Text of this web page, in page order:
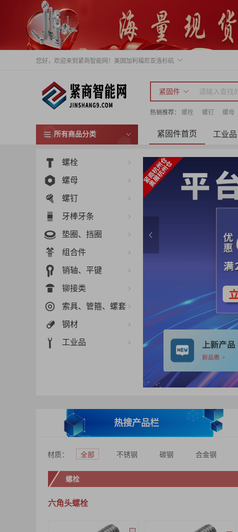
您好，欢迎来到紧商智能网！ 美国加利福尼亚洛杉矶
紧固件
热销推荐： 螺栓 螺钉 螺母
所有商品分类
螺栓
螺母
螺钉
牙棒牙条
垫圈、挡圈
组合件
销轴、平键
铆接类
索具、管箍、螺套
钢材
工业品
紧固件首页 工业品
热搜产品栏
材质： 全部 不锈钢 碳钢 合金钢
螺栓
六角头螺栓